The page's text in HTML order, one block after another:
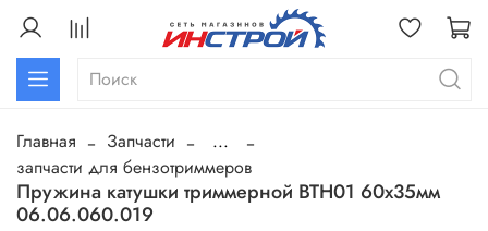
Главная Запчасти
...
запчасти для бензотриммеров
Пружина катушки триммерной BTH01 60х35мм
06.06.060.019